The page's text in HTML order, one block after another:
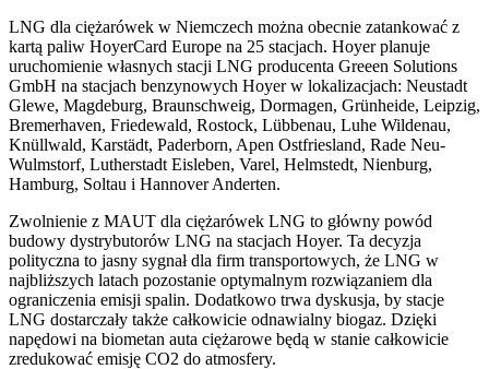
LNG dla ciężarówek w Niemczech można obecnie zatankować z
kartą paliw HoyerCard Europe na 25 stacjach. Hoyer planuje
uruchomienie własnych stacji LNG producenta Greeen Solutions
GmbH na stacjach benzynowych Hoyer w lokalizacjach: Neustadt
Glewe, Magdeburg, Braunschweig, Dormagen, Grünheide, Leipzig,
Bremerhaven, Friedewald, Rostock, Lübbenau, Luhe Wildenau,
Knüllwald, Karstädt, Paderborn, Apen Ostfriesland, Rade Neu-
Wulmstorf, Lutherstadt Eisleben, Varel, Helmstedt, Nienburg,
Hamburg, Soltau i Hannover Anderten.
Zwolnienie z MAUT dla ciężarówek LNG to główny powód
budowy dystrybutorów LNG na stacjach Hoyer. Ta decyzja
polityczna to jasny sygnał dla firm transportowych, że LNG w
najbliższych latach pozostanie optymalnym rozwiązaniem dla
ograniczenia emisji spalin. Dodatkowo trwa dyskusja, by stacje
LNG dostarczały także całkowicie odnawialny biogaz. Dzięki
napędowi na biometan auta ciężarowe będą w stanie całkowicie
zredukować emisję CO2 do atmosfery.